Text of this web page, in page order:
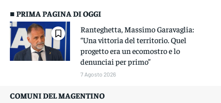
■ PRIMA PAGINA DI OGGI
Ranteghetta, Massimo Garavaglia:
“Una vittoria del territorio. Quel
progetto era un ecomostro e lo
denunciai per primo”
7 Agosto 2026
COMUNI DEL MAGENTINO